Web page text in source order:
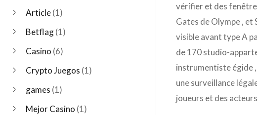
Article(1)
Betflag(1)
Casino (6)
Crypto Juegos (1)
games (1)
Mejor Casino (1)
vérifier et des
Gates de Olympe ,
visible avant type A
de 170 studio-
instrumentiste égide
une surveillance
joueurs et des